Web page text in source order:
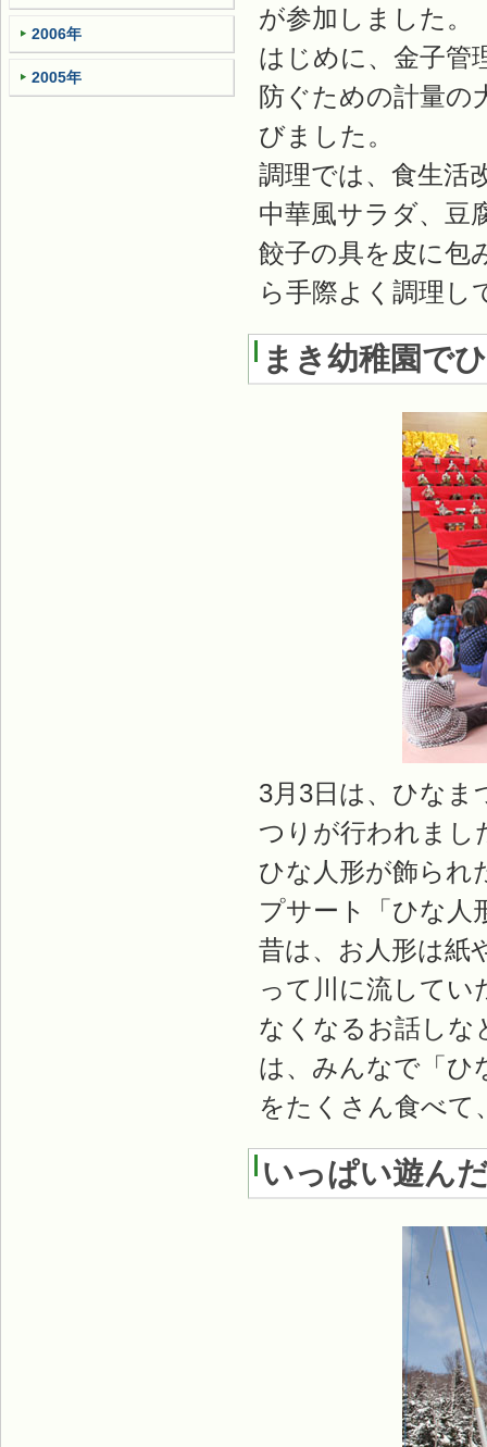
が参加しました。
はじめに、金子管
防ぐための計量の
びました。
調理では、食生活
中華風サラダ、豆
餃子の具を皮に包
ら手際よく調理し
まき幼稚園で
3月3日は、ひなま
つりが行われまし
ひな人形が飾られ
プサート「ひな人
昔は、お人形は紙
って川に流してい
なくなるお話しな
は、みんなで「ひ
をたくさん食べて
いっぱい遊ん
2006年
2005年